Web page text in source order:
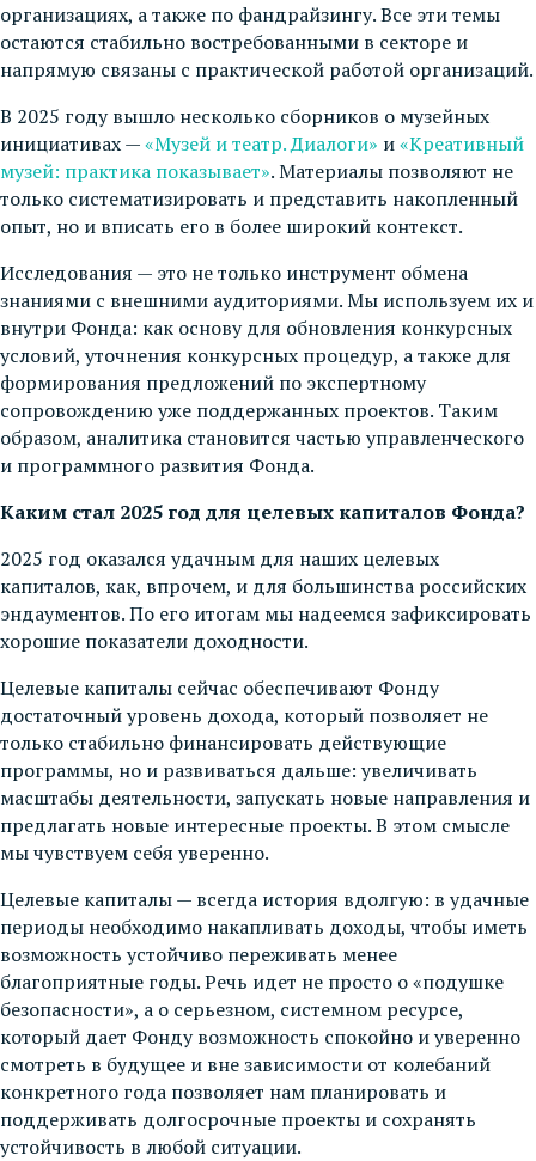
организациях, а также по фандрайзингу. Все эти темы
остаются стабильно востребованными в секторе и
напрямую связаны с практической работой организаций.
В 2025 году вышло несколько сборников о музейных
инициативах —«Музей и театр. Диалоги» и«Креативный
музей: практика показывает». Материалы позволяют не
только систематизировать и представить накопленный
опыт, но и вписать его в более широкий контекст.
Исследования — это не только инструмент обмена
знаниями с внешними аудиториями. Мы используем их и
внутри Фонда: как основу для обновления конкурсных
условий, уточнения конкурсных процедур, а также для
формирования предложений по экспертному
сопровождению уже поддержанных проектов. Таким
образом, аналитика становится частью управленческого
и программного развития Фонда.
Каким стал 2025 год для целевых капиталов Фонда?
2025 год оказался удачным для наших целевых
капиталов, как, впрочем, и для большинства российских
эндаументов. По его итогам мы надеемся зафиксировать
хорошие показатели доходности.
Целевые капиталы сейчас обеспечивают Фонду
достаточный уровень дохода, который позволяет не
только стабильно финансировать действующие
программы, но и развиваться дальше: увеличивать
масштабы деятельности, запускать новые направления и
предлагать новые интересные проекты. В этом смысле
мы чувствуем себя уверенно.
Целевые капиталы — всегда история вдолгую: в удачные
периоды необходимо накапливать доходы, чтобы иметь
возможность устойчиво переживать менее
благоприятные годы. Речь идет не просто о «подушке
безопасности», а о серьезном, системном ресурсе,
который дает Фонду возможность спокойно и уверенно
смотреть в будущее и вне зависимости от колебаний
конкретного года позволяет нам планировать и
поддерживать долгосрочные проекты и сохранять
устойчивость в любой ситуации.